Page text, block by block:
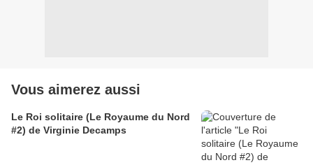
Vous aimerez aussi
Le Roi solitaire (Le Royaume du Nord
#2) de Virginie Decamps